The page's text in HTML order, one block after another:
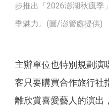
步推出「2026澎湖秋瘋季
季魅力。(圖/澎管處提供)
主辦單位也特別規劃演
客只要購買合作旅行社
離欣賞喜愛藝人的演出